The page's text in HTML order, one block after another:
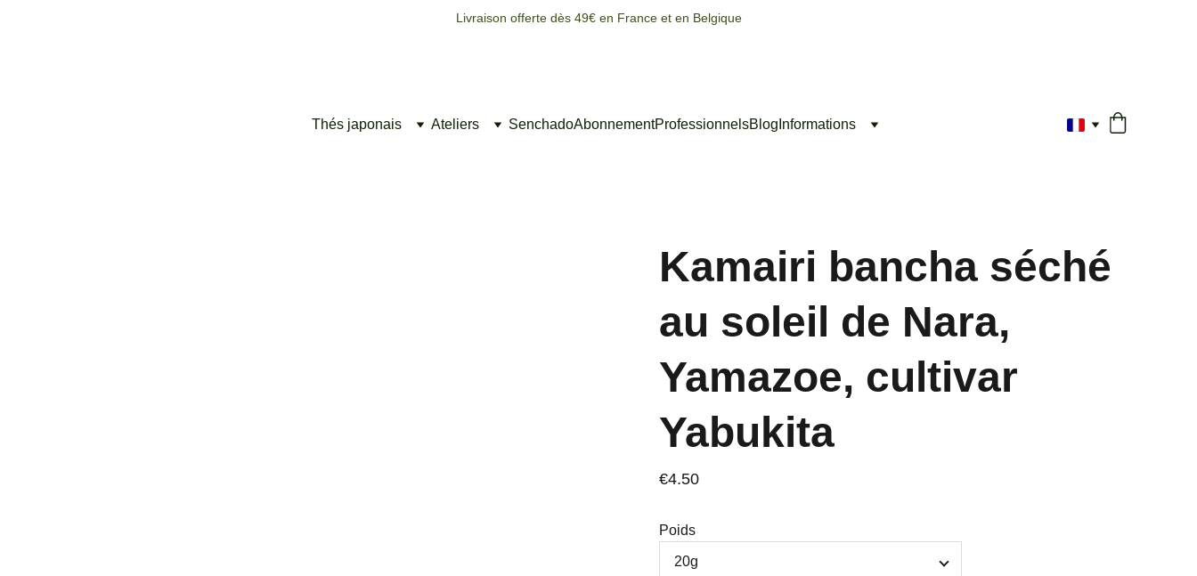
Livraison offerte dès 49€ en France et en Belgique
Thés japonais Ateliers SenchadoAbonnementProfessionnelsBlog Informations
Kamairi bancha séché
au soleil de Nara,
Yamazoe, cultivar
Yabukita
€4.50
Poids